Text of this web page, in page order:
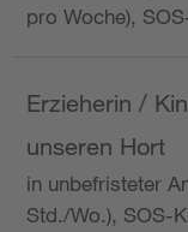
pro Woche),
Erzieherin /
unseren Hort
in unbefristeter
Std./Wo.), SOS-